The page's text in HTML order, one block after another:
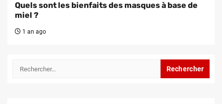
Quels sont les bienfaits des masques à base de
miel ?
1 an ago
Rechercher :